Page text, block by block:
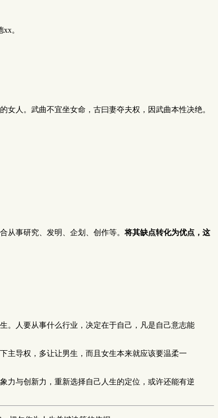
。
人。武曲不宜坐女命，古曰妻夺夫权，因武曲本性决绝。
从事研究、发明、企划、创作等。将其缺点转化为优点，这
。人要从事什么行业，决定在于自己，凡是自己意志能
主导权，多让让男生，而且女生本来就应该要温柔一
力与创新力，重新选择自己人生的定位，或许还能有逆